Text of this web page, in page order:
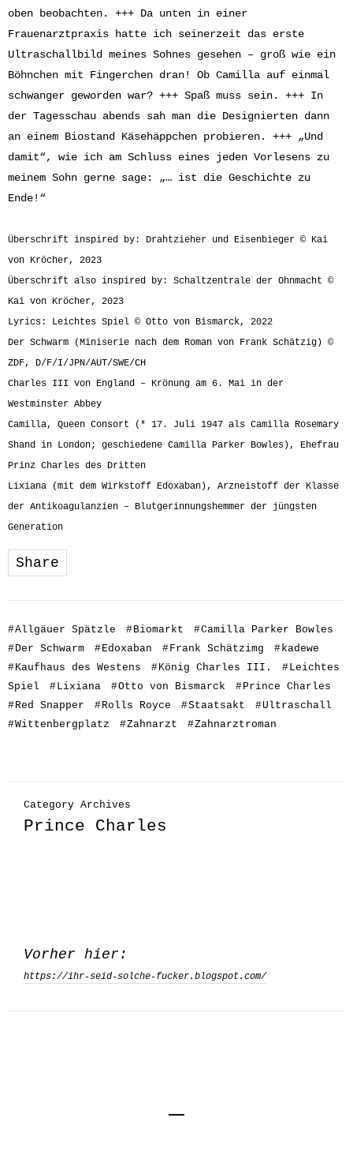
oben beobachten. +++ Da unten in einer
Frauenarztpraxis hatte ich seinerzeit das erste
Ultraschallbild meines Sohnes gesehen – groß wie ein
Böhnchen mit Fingerchen dran! Ob Camilla auf einmal
schwanger geworden war? +++ Spaß muss sein. +++ In
der Tagesschau abends sah man die Designierten dann
an einem Biostand Käsehäppchen probieren. +++ „Und
damit“, wie ich am Schluss eines jeden Vorlesens zu
meinem Sohn gerne sage: „… ist die Geschichte zu
Ende!“
Überschrift inspired by: Drahtzieher und Eisenbieger © Kai
von Kröcher, 2023
Überschrift also inspired by: Schaltzentrale der Ohnmacht ©
Kai von Kröcher, 2023
Lyrics: Leichtes Spiel © Otto von Bismarck, 2022
Der Schwarm (Miniserie nach dem Roman von Frank Schätzig) ©
ZDF, D/F/I/JPN/AUT/SWE/CH
Charles III von England – Krönung am 6. Mai in der
Westminster Abbey
Camilla, Queen Consort (* 17. Juli 1947 als Camilla Rosemary
Shand in London; geschiedene Camilla Parker Bowles), Ehefrau
Prinz Charles des Dritten
Lixiana (mit dem Wirkstoff Edoxaban), Arzneistoff der Klasse
der Antikoagulanzien – Blutgerinnungshemmer der jüngsten
Generation
Share
#Allgäuer Spätzle #Biomarkt #Camilla Parker Bowles
#Der Schwarm #Edoxaban #Frank Schätzimg #kadewe
#Kaufhaus des Westens #König Charles III. #Leichtes
Spiel
#Lixiana #Otto von Bismarck #Prince Charles
#Red Snapper #Rolls Royce #Staatsakt #Ultraschall
#Wittenbergplatz #Zahnarzt #Zahnarztroman
Category Archives
Prince Charles
Vorher hier:
https://ihr-seid-solche-fucker.blogspot.com/